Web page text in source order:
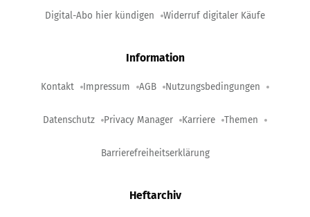
Digital-Abo hier kündigen Widerruf digitaler Käufe
Information
Kontakt Impressum AGB Nutzungsbedingungen
Datenschutz Privacy Manager Karriere Themen
Barrierefreiheitserklärung
Heftarchiv